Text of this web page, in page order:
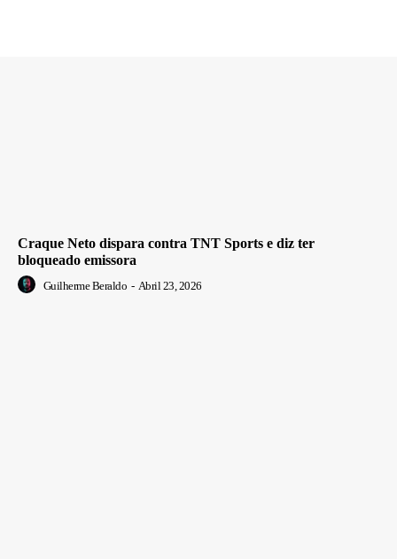
Craque Neto dispara contra TNT Sports e diz ter
bloqueado emissora
Guilherme Beraldo - Abril 23, 2026